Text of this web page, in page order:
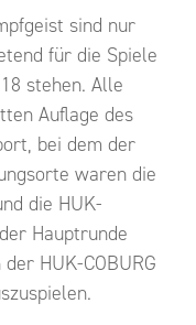
sind nur
für die Spiele
stehen. Alle
Auflage des
bei dem der
waren die
die HUK-
Hauptrunde
HUK-COBURG